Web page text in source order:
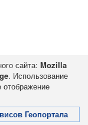
сайта: Mozilla
. Использование
отображение
Геопортала